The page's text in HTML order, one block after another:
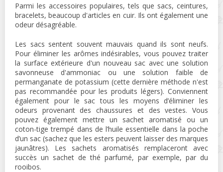
Parmi les accessoires populaires, tels que sacs, ceintures,
bracelets, beaucoup d'articles en cuir. Ils ont également une
odeur désagréable.
Les sacs sentent souvent mauvais quand ils sont neufs.
Pour éliminer les arômes indésirables, vous pouvez traiter
la surface extérieure d'un nouveau sac avec une solution
savonneuse d'ammoniac ou une solution faible de
permanganate de potassium (cette dernière méthode n'est
pas recommandée pour les produits légers). Conviennent
également pour le sac tous les moyens d’éliminer les
odeurs provenant des chaussures et des vestes. Vous
pouvez également mettre un sachet aromatisé ou un
coton-tige trempé dans de l’huile essentielle dans la poche
d’un sac (sachez que les esters peuvent laisser des marques
jaunâtres). Les sachets aromatisés remplaceront avec
succès un sachet de thé parfumé, par exemple, par du
rooibos.